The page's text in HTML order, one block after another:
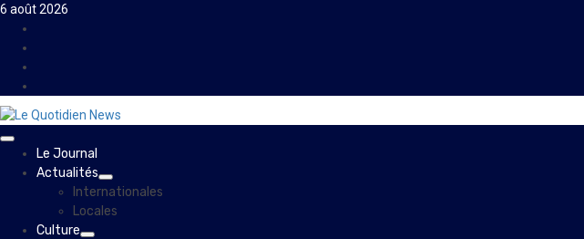
Skip
content
6 août 2026
PrimaryLe Journal
Actualités
Internationales
Locales
Culture